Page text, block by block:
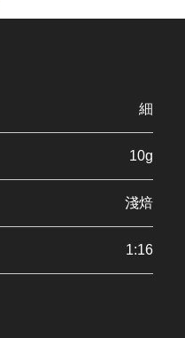
細
10g
淺焙
1:16